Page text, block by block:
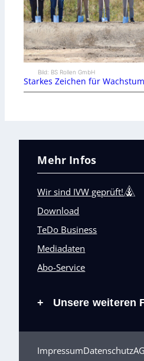
Bild: BS Rollen GmbH
Starkes Zeichen für Wachstum
Mehr Infos
Wir sind IVW geprüft!
Download
TeDo Business
Mediadaten
Abo-Service
+ Unsere weiteren
ImpressumDatenschutz